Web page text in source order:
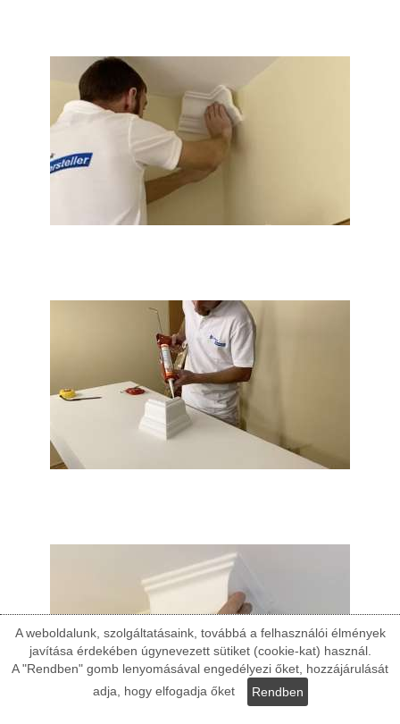
A weboldalunk, szolgáltatásaink, továbbá a felhasználói élmények
javítása érdekében úgynevezett sütiket (cookie-kat) használ.
A "Rendben" gomb lenyomásával engedélyezi őket, hozzájárulását
adja, hogy elfogadja őket
Rendben